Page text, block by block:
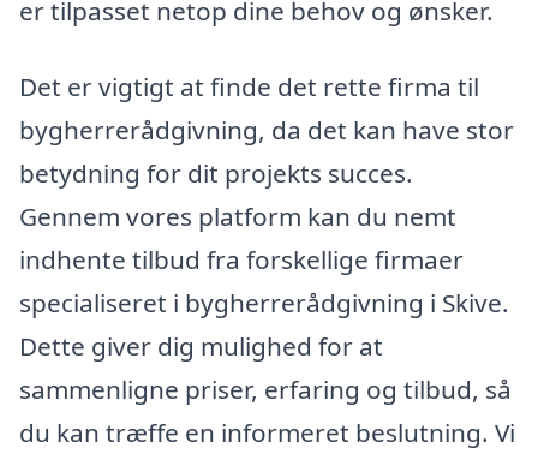
er tilpasset netop dine behov og ønsker.
Det er vigtigt at finde det rette firma til
bygherrerådgivning, da det kan have stor
betydning for dit projekts succes.
Gennem vores platform kan du nemt
indhente tilbud fra forskellige firmaer
specialiseret i bygherrerådgivning i Skive.
Dette giver dig mulighed for at
sammenligne priser, erfaring og tilbud, så
du kan træffe en informeret beslutning. Vi